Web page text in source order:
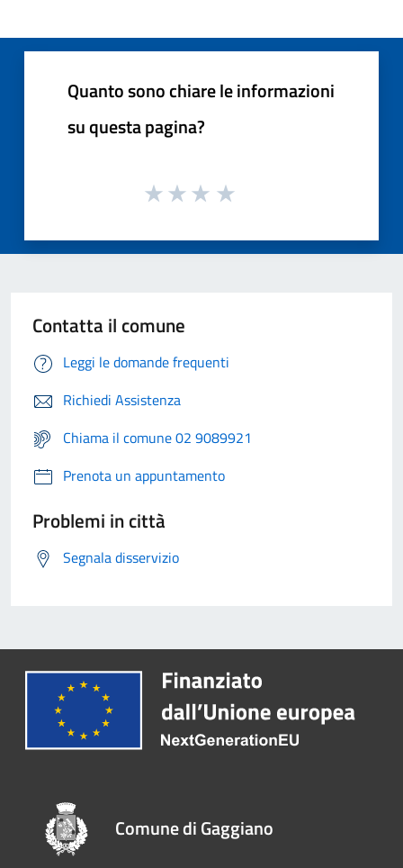
Quanto sono chiare le informazioni
su questa pagina?
Contatta il comune
Leggi le domande frequenti
Richiedi Assistenza
Chiama il comune 02 9089921
Prenota un appuntamento
Problemi in città
Segnala disservizio
Comune di Gaggiano